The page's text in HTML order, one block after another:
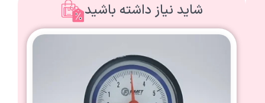
شاید نیاز داشته باشید